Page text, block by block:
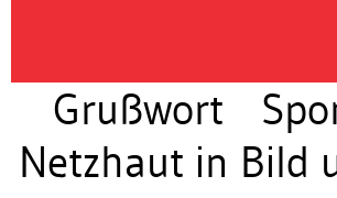
Grußwort
Netzhaut in Bild